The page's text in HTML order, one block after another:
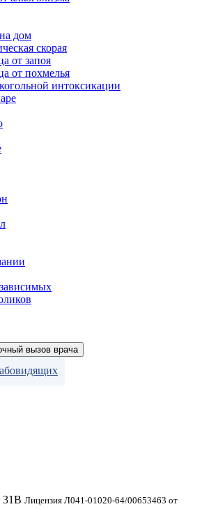
дом
скорая
от запоя
от похмелья
интоксикации
вызов врача
31В Лицензия Л041-01020-64/00653463 от